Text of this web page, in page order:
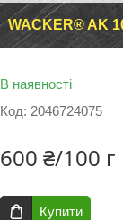
WACKER® AK
В наявності
Код: 2046724075
600 ₴/100 г
Купити